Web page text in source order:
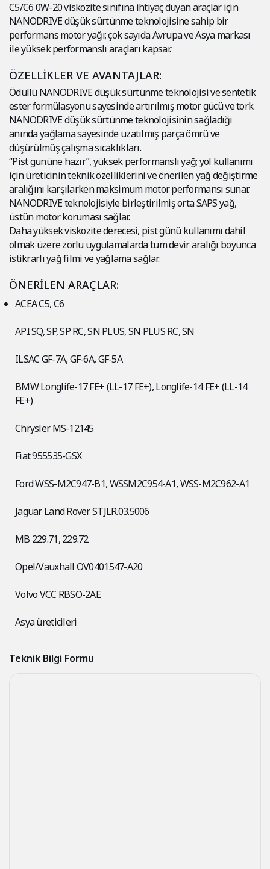
C5/C6 0W-20 viskozite sınıfına ihtiyaç duyan araçlar için
NANODRIVE düşük sürtünme teknolojisine sahip bir
performans motor yağı; çok sayıda Avrupa ve Asya markası
ile yüksek performanslı araçları kapsar.
ÖZELLİKLER VE AVANTAJLAR:
Ödüllü NANODRIVE düşük sürtünme teknolojisi ve sentetik
ester formülasyonu sayesinde artırılmış motor gücü ve tork.
NANODRIVE düşük sürtünme teknolojisinin sağladığı
anında yağlama sayesinde uzatılmış parça ömrü ve
düşürülmüş çalışma sıcaklıkları.
“Pist gününe hazır”, yüksek performanslı yağ; yol kullanımı
için üreticinin teknik özelliklerini ve önerilen yağ değiştirme
aralığını karşılarken maksimum motor performansı sunar.
NANODRIVE teknolojisiyle birleştirilmiş orta SAPS yağ,
üstün motor koruması sağlar.
Daha yüksek viskozite derecesi, pist günü kullanımı dahil
olmak üzere zorlu uygulamalarda tüm devir aralığı boyunca
istikrarlı yağ filmi ve yağlama sağlar.
ÖNERİLEN ARAÇLAR:
ACEA C5, C6
API SQ, SP, SP RC, SN PLUS, SN PLUS RC, SN
ILSAC GF-7A, GF-6A, GF-5A
BMW Longlife-17 FE+ (LL-17 FE+), Longlife-14 FE+ (LL-14
FE+)
Chrysler MS-12145
Fiat 955535-GSX
Ford WSS-M2C947-B1, WSSM2C954-A1, WSS-M2C962-A1
Jaguar Land Rover STJLR.03.5006
MB 229.71, 229.72
Opel/Vauxhall OV0401547-A20
Volvo VCC RBSO-2AE
Asya üreticileri
Teknik Bilgi Formu